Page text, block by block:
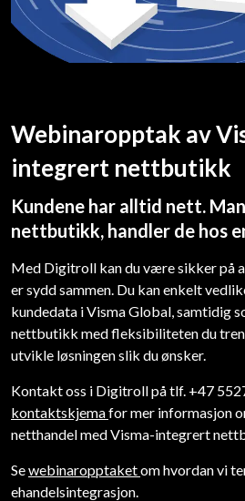
Webinaropptak av
integrert nettbutikk
Kundene har alltid nett.
nettbutikk, handler de hos
Med Digitroll kan du være sikker på
er sydd sammen. Du kan enkelt
kundedata i Visma Global, samtidig
nettbutikk med fleksibiliteten du
utvikle løsningen slik du ønsker.
Kontakt oss i Digitroll på tlf. +47
kontaktskjemafor mer informasjon
netthandel med Visma-integrert
Sewebinaropptaketom hvordan vi
ehandelsintegrasjon.